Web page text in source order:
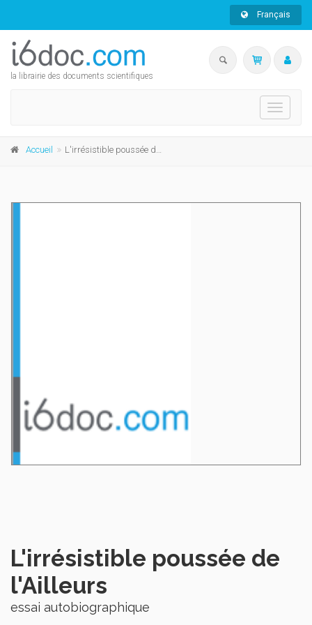
Français
la librairie des documents scientifiques
Toggle
Accueil L'irrésistible poussée de l'Ailleurs
L'irrésistible poussée de
l'Ailleurs
essai autobiographique